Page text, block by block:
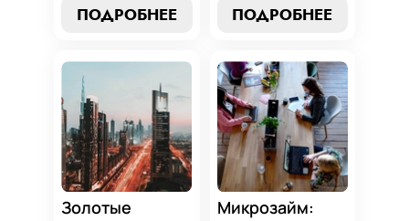
превращать
обязательства по
золотые
возможности.
Погрузитесь в мир
умного управления
долгами с нашим
практическим
руководством.
ПОДРОБНЕЕ
погашению
финансового
равновесия.
Узнайте, как
управлять долгами
и достичь
финансовой
гармонии, следуя
нашим
ПОДРОБНЕЕ
Золотые
Микрозайм: